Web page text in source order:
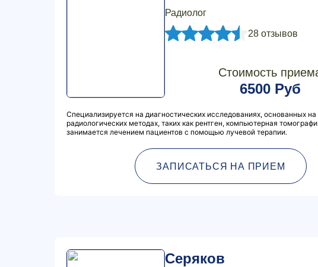
Радиолог
28 отзывов
Стоимость
6500 Руб
Специализируется на диагностических исследованиях, основанных на
радиологических методах, таких как рентген, компьютерная
занимается лечением пациентов с помощью лучевой терапии.
ЗАПИСАТЬСЯ НА ПРИЕМ
Серяков